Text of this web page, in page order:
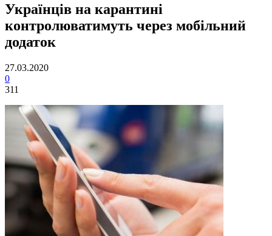
Українців на карантині
контролюватимуть через мобільний
додаток
27.03.2020
0
311